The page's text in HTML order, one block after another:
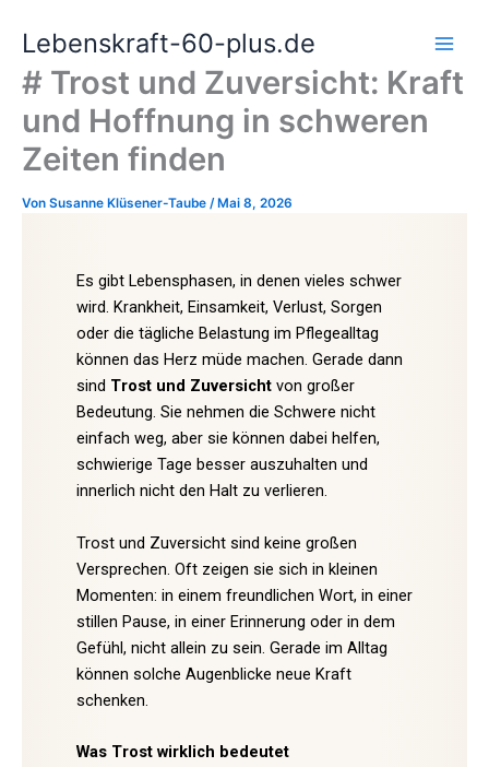
InhaltLebenskraft-60-plus.de
# Trost und Zuversicht: Kraft
und Hoffnung in schweren
Zeiten finden
Von Susanne Klüsener-Taube / Mai 8, 2026
Es gibt Lebensphasen, in denen vieles schwer
wird. Krankheit, Einsamkeit, Verlust, Sorgen
oder die tägliche Belastung im Pflegealltag
können das Herz müde machen. Gerade dann
sind Trost und Zuversicht von großer
Bedeutung. Sie nehmen die Schwere nicht
einfach weg, aber sie können dabei helfen,
schwierige Tage besser auszuhalten und
innerlich nicht den Halt zu verlieren.
Trost und Zuversicht sind keine großen
Versprechen. Oft zeigen sie sich in kleinen
Momenten: in einem freundlichen Wort, in einer
stillen Pause, in einer Erinnerung oder in dem
Gefühl, nicht allein zu sein. Gerade im Alltag
können solche Augenblicke neue Kraft
schenken.
Was Trost wirklich bedeutet